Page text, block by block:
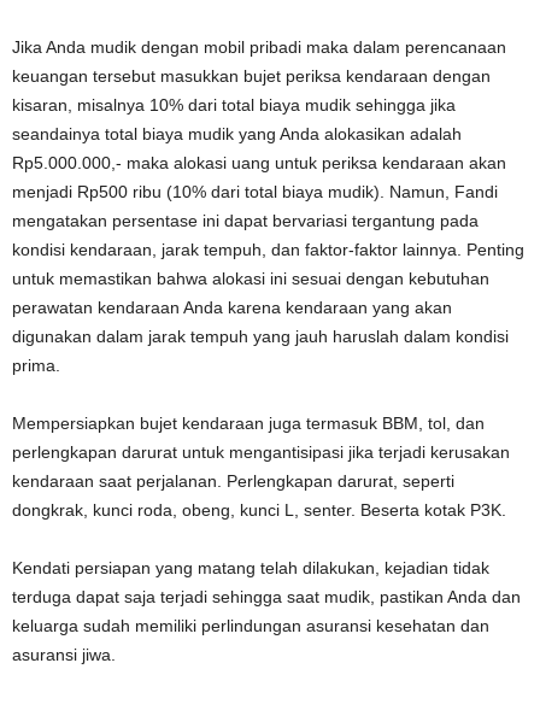
Jika Anda mudik dengan mobil pribadi maka dalam perencanaan
keuangan tersebut masukkan bujet periksa kendaraan dengan
kisaran, misalnya 10% dari total biaya mudik sehingga jika
seandainya total biaya mudik yang Anda alokasikan adalah
Rp5.000.000,- maka alokasi uang untuk periksa kendaraan akan
menjadi Rp500 ribu (10% dari total biaya mudik). Namun, Fandi
mengatakan persentase ini dapat bervariasi tergantung pada
kondisi kendaraan, jarak tempuh, dan faktor-faktor lainnya. Penting
untuk memastikan bahwa alokasi ini sesuai dengan kebutuhan
perawatan kendaraan Anda karena kendaraan yang akan
digunakan dalam jarak tempuh yang jauh haruslah dalam kondisi
prima.
Mempersiapkan bujet kendaraan juga termasuk BBM, tol, dan
perlengkapan darurat untuk mengantisipasi jika terjadi kerusakan
kendaraan saat perjalanan. Perlengkapan darurat, seperti
dongkrak, kunci roda, obeng, kunci L, senter. Beserta kotak P3K.
Kendati persiapan yang matang telah dilakukan, kejadian tidak
terduga dapat saja terjadi sehingga saat mudik, pastikan Anda dan
keluarga sudah memiliki perlindungan asuransi kesehatan dan
asuransi jiwa.